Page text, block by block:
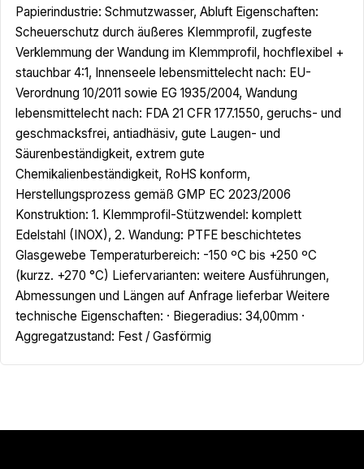
Papierindustrie: Schmutzwasser, Abluft Eigenschaften:
Scheuerschutz durch äußeres Klemmprofil, zugfeste
Verklemmung der Wandung im Klemmprofil, hochflexibel +
stauchbar 4:1, Innenseele lebensmittelecht nach: EU-
Verordnung 10/2011 sowie EG 1935/2004, Wandung
lebensmittelecht nach: FDA 21 CFR 177.1550, geruchs- und
geschmacksfrei, antiadhäsiv, gute Laugen- und
Säurenbeständigkeit, extrem gute
Chemikalienbeständigkeit, RoHS konform,
Herstellungsprozess gemäß GMP EC 2023/2006
Konstruktion: 1. Klemmprofil-Stützwendel: komplett
Edelstahl (INOX), 2. Wandung: PTFE beschichtetes
Glasgewebe Temperaturbereich: -150 ºC bis +250 ºC
(kurzz. +270 °C) Liefervarianten: weitere Ausführungen,
Abmessungen und Längen auf Anfrage lieferbar Weitere
technische Eigenschaften: · Biegeradius: 34,00mm ·
Aggregatzustand: Fest / Gasförmig